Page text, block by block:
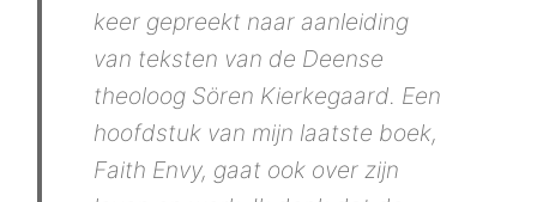
keer gepreekt naar aanleiding
van teksten van de Deense
theoloog Sören Kierkegaard. Een
hoofdstuk van mijn laatste boek,
Faith Envy, gaat ook over zijn